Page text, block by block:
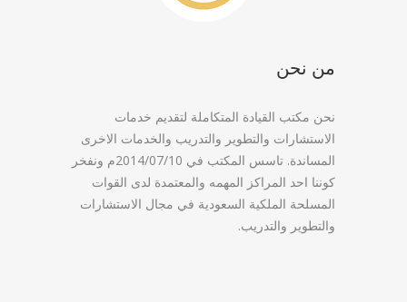
من نحن
نحن مكتب القيادة المتكاملة لتقديم خدمات
الاستشارات والتطوير والتدريب والخدمات الاخرى
المساندة. تاسس المكتب في 2014/07/10م ونفخر
كوننا احد المراكز المهمه والمعتمدة لدى القوات
المسلحة الملكية السعودية في مجال الاستشارات
والتطوير والتدريب.